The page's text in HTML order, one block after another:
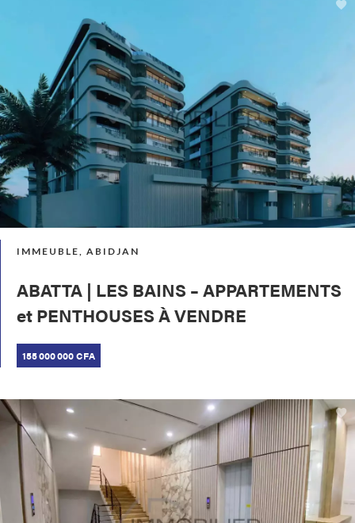
IMMEUBLE, ABIDJAN
ABATTA | LES BAINS – APPARTEMENTS
et PENTHOUSES À VENDRE
155 000 000 CFA